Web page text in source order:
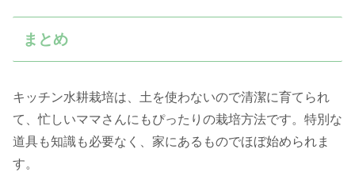
まとめ
キッチン水耕栽培は、土を使わないので清潔に育てられ
て、忙しいママさんにもぴったりの栽培方法です。特別な
道具も知識も必要なく、家にあるものでほぼ始められま
す。